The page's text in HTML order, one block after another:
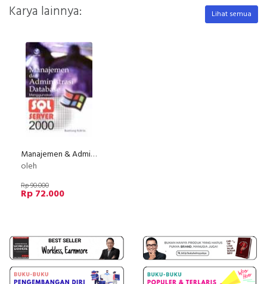
Karya lainnya: Lihat semua
Manajemen & Administrasi Database Menggunakan SQL Server 2000
oleh
Rp 90.000
Rp 72.000